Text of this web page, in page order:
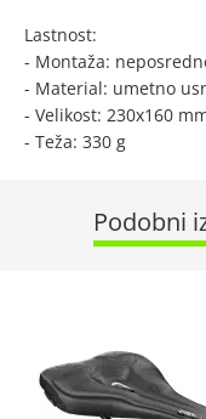
Lastnost:
- Montaža:
- Material: umetno
- Velikost: 230x160
- Teža: 330 g
Podobni